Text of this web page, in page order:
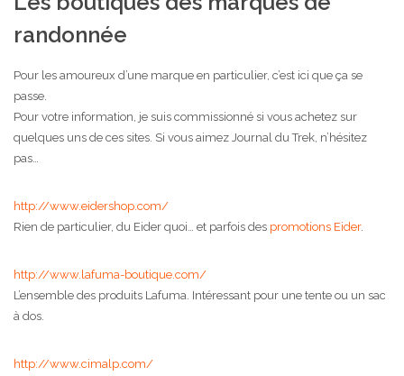
randonnée
Pour les amoureux d’une marque en particulier, c’est ici que ça se
passe.
Pour votre information, je suis commissionné si vous achetez sur
quelques uns de ces sites. Si vous aimez Journal du Trek, n’hésitez
pas…
http://www.eidershop.com/
Rien de particulier, du Eider quoi… et parfois des promotions Eider.
http://www.lafuma-boutique.com/
L’ensemble des produits Lafuma. Intéressant pour une tente ou un sac
à dos.
http://www.cimalp.com/